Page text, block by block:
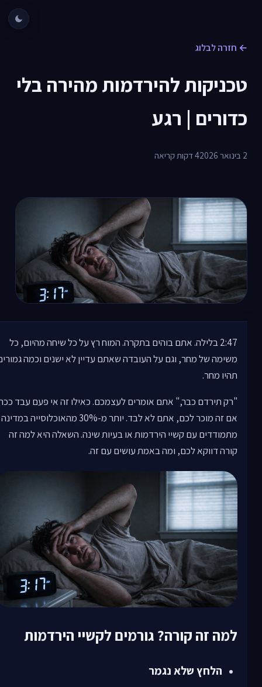
← חזרה לבלוג
טכניקות להירדמות מהירה בלי
כדורים | רגע
2 בינואר 2026 4 דקות קריאה
2:47 בלילה. אתם בוהים בתקרה. המוח רץ על כל שיחה מהיום, כל
משימה של מחר, וגם על העובדה שאתם עדיין לא ישנים וכמה
תהיו מחר.
"רק תירדם כבר," אתם אומרים לעצמכם. כאילו זה אי פעם עבד
אם זה מוכר לכם, אתם לא לבד. יותר מ-30% מהאוכלוסייה במדינה
מתמודדים עם קשיי הירדמות או בעיות שינה. השאלה היא למה זה
קורה דווקא לכם, ומה באמת עושים עם זה.
למה זה קורה? גורמים לקשיי הירדמות
הלחץ שלא נגמר